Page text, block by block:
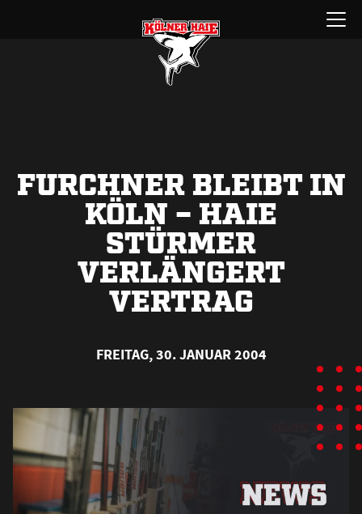
Menü
öffnen
FURCHNER BLEIBT IN
KÖLN – HAIE
STÜRMER
VERLÄNGERT
VERTRAG
FREITAG, 30. JANUAR 2004